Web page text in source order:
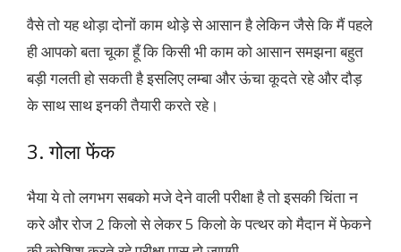
वैसे तो यह थोड़ा दोनों काम थोड़े से आसान है लेकिन जैसे कि मैं पहले
ही आपको बता चूका हूँ कि किसी भी काम को आसान समझना बहुत
बड़ी गलती हो सकती है इसलिए लम्बा और ऊंचा कूदते रहे और दौड़
के साथ साथ इनकी तैयारी करते रहे।
3. गोला फेंक
भैया ये तो लगभग सबको मजे देने वाली परीक्षा है तो इसकी चिंता न
करे और रोज 2 किलो से लेकर 5 किलो के पत्थर को मैदान में फेकने